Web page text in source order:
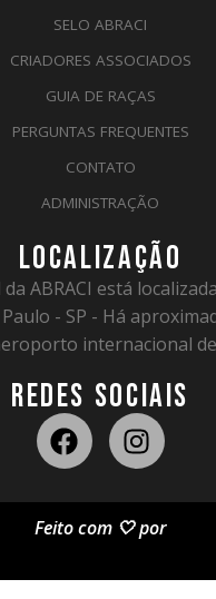
SELO ABRACI
CRIADORES ASSOCIADOS
GUIA DE RAÇAS
PERGUNTAS FREQUENTES
CONTATO
ADMINISTRAÇÃO
LOCALIZAÇÃO
ABRACI está
- SP - Há
internacional
REDES SOCIAIS
Feito com 🤍 por